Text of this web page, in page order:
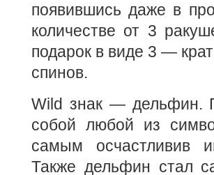
появившись даже в
количестве от 3
подарок в виде 3 —
спинов.
Wild знак — дельфин.
собой любой из
самым осчастливив
Также дельфин стал